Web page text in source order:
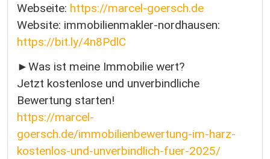
Webseite: https://marcel-goersch.de
Website: immobilienmakler-nordhausen:
https://bit.ly/4n8PdlC
►Was ist meine Immobilie wert?
Jetzt kostenlose und unverbindliche
Bewertung starten!
https://marcel-
goersch.de/immobilienbewertung-im-harz-
kostenlos-und-unverbindlich-fuer-2025/